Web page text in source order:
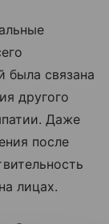
была связана
другого
Даже
после
лицах.